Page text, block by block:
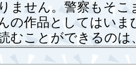
ません。警察もそ
の作品としてはい
むことができるの